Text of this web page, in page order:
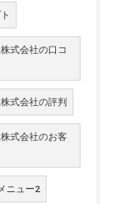
式会社の口コ
式会社の評判
式会社のお客
ニュー2